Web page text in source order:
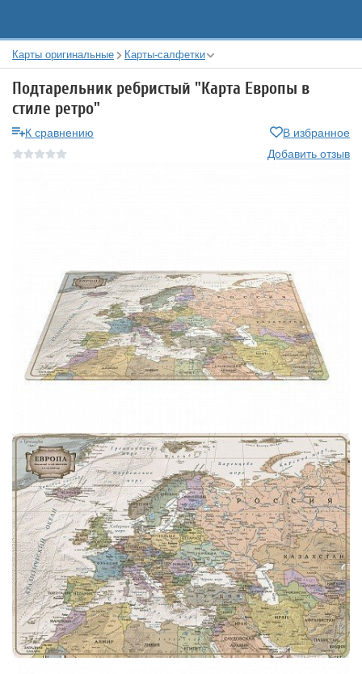
Карты оригинальные Карты-салфетки
Подтарельник ребристый "Карта Европы в
стиле ретро"
К сравнению
В избранное
Добавить отзыв